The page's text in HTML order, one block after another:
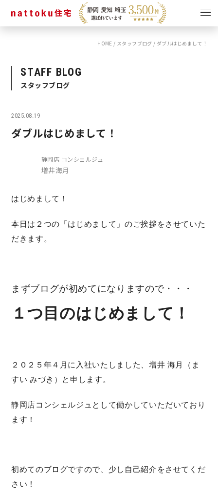
キャンペーン
ショールーム
スタッフブログ
nattoku グループコーポレートサイト
理想の暮らしを引き出すデザイン力
家具まで標準仕様の空間コーディネート
HOME / スタッフブログ / ダブルはじめまして！
STAFF BLOG
スタッフブログ
2025.08.19
ダブルはじめまして！
静岡店 コンシェルジュ
増井海月
はじめまして！
本日は２つの「はじめまして」のご挨拶をさせていた
だきます。
まずブログが初めてになりますので・・・
１つ目のはじめまして！
２０２５年４月に入社いたしました、増井 海月（ま
すい みづき）と申します。
静岡店コンシェルジュとして働かしていただいており
ます！
初めてのブログですので、少し自己紹介をさせてくだ
さい！